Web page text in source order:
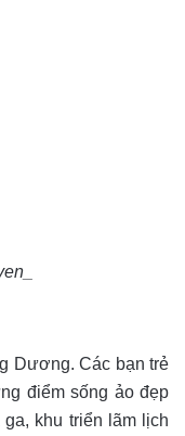
Dương. Các bạn trẻ
điểm sống ảo đẹp
khu triển lãm lịch